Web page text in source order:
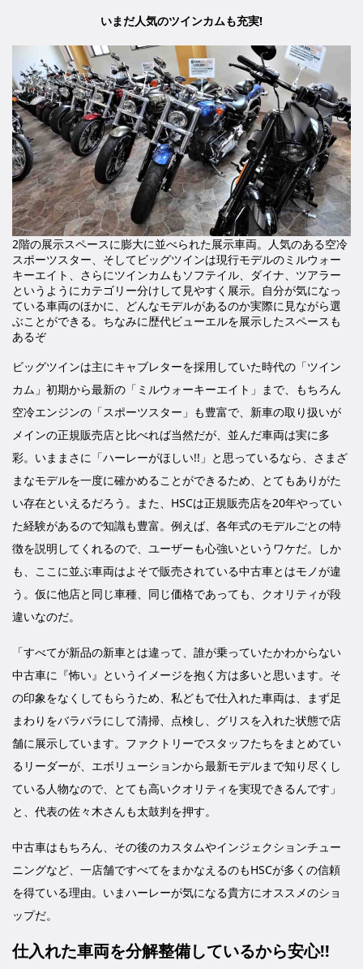
いまだ人気のツインカムも充実!
2階の展示スペースに膨大に並べられた展示車両。人気のある空冷
スポーツスター、そしてビッグツインは現行モデルのミルウォー
キーエイト、さらにツインカムもソフテイル、ダイナ、ツアラー
というようにカテゴリー分けして見やすく展示。自分が気になっ
ている車両のほかに、どんなモデルがあるのか実際に見ながら選
ぶことができる。ちなみに歴代ビューエルを展示したスペースも
あるぞ
ビッグツインは主にキャブレターを採用していた時代の「ツイン
カム」初期から最新の「ミルウォーキーエイト」まで、もちろん
空冷エンジンの「スポーツスター」も豊富で、新車の取り扱いが
メインの正規販売店と比べれば当然だが、並んだ車両は実に多
彩。いままさに「ハーレーがほしい!!」と思っているなら、さまざ
まなモデルを一度に確かめることができるため、とてもありがた
い存在といえるだろう。また、HSCは正規販売店を20年やってい
た経験があるので知識も豊富。例えば、各年式のモデルごとの特
徴を説明してくれるので、ユーザーも心強いというワケだ。しか
も、ここに並ぶ車両はよそで販売されている中古車とはモノが違
う。仮に他店と同じ車種、同じ価格であっても、クオリティが段
違いなのだ。
「すべてが新品の新車とは違って、誰が乗っていたかわからない
中古車に『怖い』というイメージを抱く方は多いと思います。そ
の印象をなくしてもらうため、私どもで仕入れた車両は、まず足
まわりをバラバラにして清掃、点検し、グリスを入れた状態で店
舗に展示しています。ファクトリーでスタッフたちをまとめてい
るリーダーが、エボリューションから最新モデルまで知り尽くし
ている人物なので、とても高いクオリティを実現できるんです」
と、代表の佐々木さんも太鼓判を押す。
中古車はもちろん、その後のカスタムやインジェクションチュー
ニングなど、一店舗ですべてをまかなえるのもHSCが多くの信頼
を得ている理由。いまハーレーが気になる貴方にオススメのショ
ップだ。
仕入れた車両を分解整備しているから安心!!